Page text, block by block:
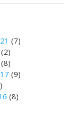
(7)
(2)
(8)
(9)
(8)